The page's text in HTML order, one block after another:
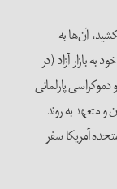
آن‌ها به
بازار آزاد (در
پارلمانی
و متعهد به روند
آمریکا سفر